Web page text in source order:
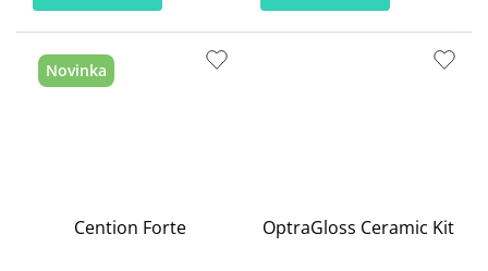
Novinka
Cention Forte OptraGloss Ceramic Kit